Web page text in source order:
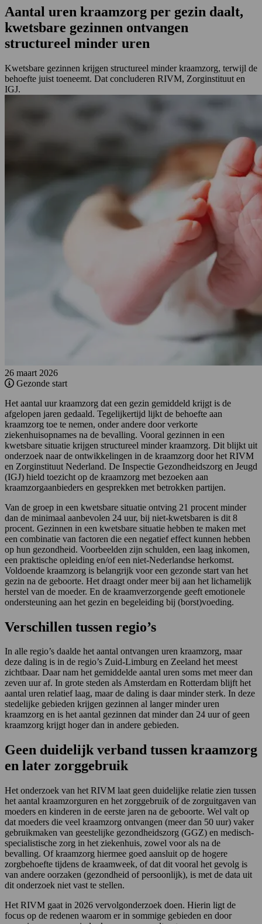
Aantal uren kraamzorg per gezin daalt,
kwetsbare gezinnen ontvangen
structureel minder uren
Kwetsbare gezinnen krijgen structureel minder kraamzorg, terwijl de
behoefte juist toeneemt. Dat concluderen RIVM, Zorginstituut en
IGJ.
26 maart 2026
Gezonde start
Het aantal uur kraamzorg dat een gezin gemiddeld krijgt is de
afgelopen jaren gedaald. Tegelijkertijd lijkt de behoefte aan
kraamzorg toe te nemen, onder andere door verkorte
ziekenhuisopnames na de bevalling. Vooral gezinnen in een
kwetsbare situatie krijgen structureel minder kraamzorg. Dit blijkt uit
onderzoek naar de ontwikkelingen in de kraamzorg door het RIVM
en Zorginstituut Nederland. De Inspectie Gezondheidszorg en Jeugd
(IGJ) hield toezicht op de kraamzorg met bezoeken aan
kraamzorgaanbieders en gesprekken met betrokken partijen.
Van de groep in een kwetsbare situatie ontving 21 procent minder
dan de minimaal aanbevolen 24 uur, bij niet-kwetsbaren is dit 8
procent. Gezinnen in een kwetsbare situatie hebben te maken met
een combinatie van factoren die een negatief effect kunnen hebben
op hun gezondheid. Voorbeelden zijn schulden, een laag inkomen,
een praktische opleiding en/of een niet-Nederlandse herkomst.
Voldoende kraamzorg is belangrijk voor een gezonde start van het
gezin na de geboorte. Het draagt onder meer bij aan het lichamelijk
herstel van de moeder. En de kraamverzorgende geeft emotionele
ondersteuning aan het gezin en begeleiding bij (borst)voeding.
Verschillen tussen regio’s
In alle regio’s daalde het aantal ontvangen uren kraamzorg, maar
deze daling is in de regio’s Zuid-Limburg en Zeeland het meest
zichtbaar. Daar nam het gemiddelde aantal uren soms met meer dan
zeven uur af. In grote steden als Amsterdam en Rotterdam blijft het
aantal uren relatief laag, maar de daling is daar minder sterk. In deze
stedelijke gebieden krijgen gezinnen al langer minder uren
kraamzorg en is het aantal gezinnen dat minder dan 24 uur of geen
kraamzorg krijgt hoger dan in andere gebieden.
Geen duidelijk verband tussen kraamzorg
en later zorggebruik
Het onderzoek van het RIVM laat geen duidelijke relatie zien tussen
het aantal kraamzorguren en het zorggebruik of de zorguitgaven van
moeders en kinderen in de eerste jaren na de geboorte. Wel valt op
dat moeders die veel kraamzorg ontvangen (meer dan 50 uur) vaker
gebruikmaken van geestelijke gezondheidszorg (GGZ) en medisch-
specialistische zorg in het ziekenhuis, zowel voor als na de
bevalling. Of kraamzorg hiermee goed aansluit op de hogere
zorgbehoefte tijdens de kraamweek, of dat dit vooral het gevolg is
van andere oorzaken (gezondheid of persoonlijk), is met de data uit
dit onderzoek niet vast te stellen.
Het RIVM gaat in 2026 vervolgonderzoek doen. Hierin ligt de
focus op de redenen waarom er in sommige gebieden en door